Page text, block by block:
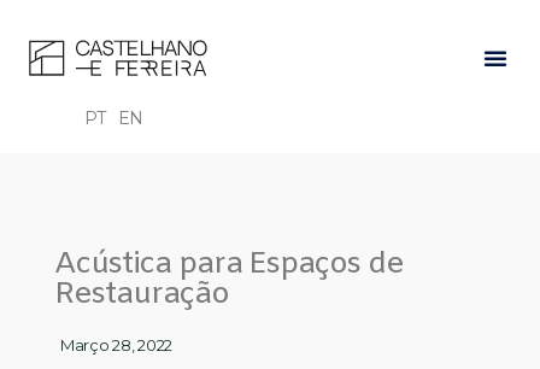
PT EN
Acústica para Espaços de
Restauração
Março 28, 2022